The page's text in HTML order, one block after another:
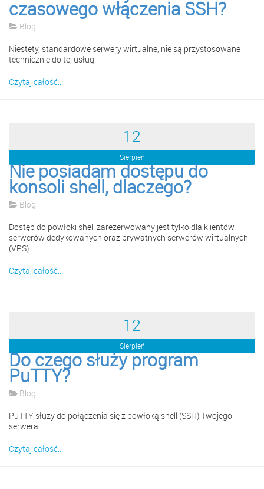
czasowego włączenia SSH?
Blog
Niestety, standardowe serwery wirtualne, nie są przystosowane
technicznie do tej usługi.
Czytaj całość...
12
Sierpień
Nie posiadam dostępu do
konsoli shell, dlaczego?
Blog
Dostęp do powłoki shell zarezerwowany jest tylko dla klientów
serwerów dedykowanych oraz prywatnych serwerów wirtualnych
(VPS)
Czytaj całość...
12
Sierpień
Do czego służy program
PuTTY?
Blog
PuTTY służy do połączenia się z powłoką shell (SSH) Twojego
serwera.
Czytaj całość...